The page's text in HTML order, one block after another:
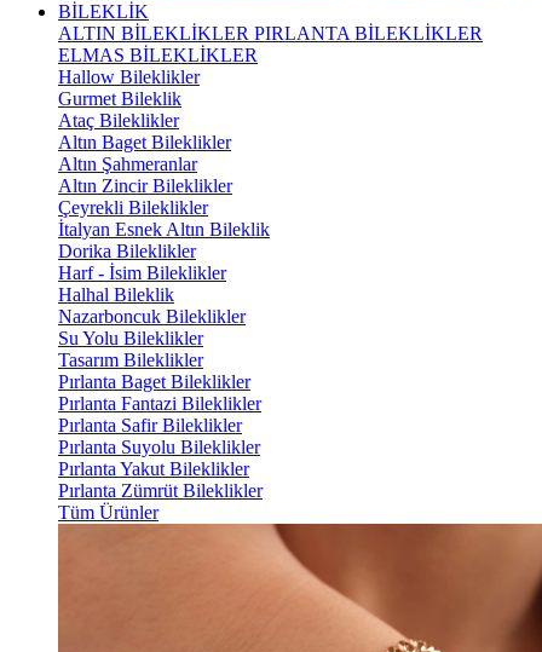
BİLEKLİK
ALTIN BİLEKLİKLER PIRLANTA BİLEKLİKLER
ELMAS BİLEKLİKLER
Hallow Bileklikler
Gurmet Bileklik
Ataç Bileklikler
Altın Baget Bileklikler
Altın Şahmeranlar
Altın Zincir Bileklikler
Çeyrekli Bileklikler
İtalyan Esnek Altın Bileklik
Dorika Bileklikler
Harf - İsim Bileklikler
Halhal Bileklik
Nazarboncuk Bileklikler
Su Yolu Bileklikler
Tasarım Bileklikler
Pırlanta Baget Bileklikler
Pırlanta Fantazi Bileklikler
Pırlanta Safir Bileklikler
Pırlanta Suyolu Bileklikler
Pırlanta Yakut Bileklikler
Pırlanta Zümrüt Bileklikler
Tüm Ürünler